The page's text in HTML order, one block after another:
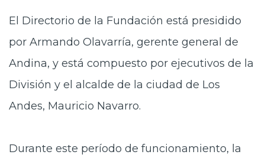
El Directorio de la Fundación está presidido
por Armando Olavarría, gerente general de
Andina, y está compuesto por ejecutivos de la
División y el alcalde de la ciudad de Los
Andes, Mauricio Navarro.
Durante este período de funcionamiento, la